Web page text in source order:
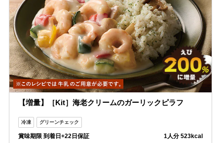
【増量】［Kit］海老クリームのガーリックピラフ
賞味期限 到着日+22日保証 1人分 523kcal